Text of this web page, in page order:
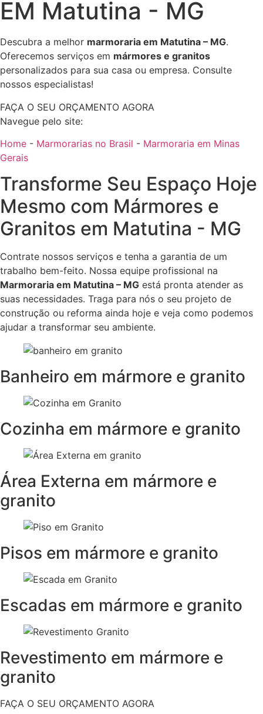
EM Matutina - MG
Descubra a melhor marmoraria em Matutina – MG.
Oferecemos serviços em mármores e granitos
personalizados para sua casa ou empresa. Consulte
nossos especialistas!
FAÇA O SEU ORÇAMENTO AGORA
Navegue pelo site:
Home - Marmorarias no Brasil - Marmoraria em Minas
Gerais
Transforme Seu Espaço Hoje
Mesmo com Mármores e
Granitos em Matutina - MG
Contrate nossos serviços e tenha a garantia de um
trabalho bem-feito. Nossa equipe profissional na
Marmoraria em Matutina – MG está pronta atender as
suas necessidades. Traga para nós o seu projeto de
construção ou reforma ainda hoje e veja como podemos
ajudar a transformar seu ambiente.
Banheiro em mármore e granito
Cozinha em mármore e granito
Área Externa em mármore e
granito
Pisos em mármore e granito
Escadas em mármore e granito
Revestimento em mármore e
granito
FAÇA O SEU ORÇAMENTO AGORA